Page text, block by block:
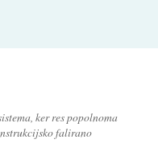
ker res popolnoma
falirano